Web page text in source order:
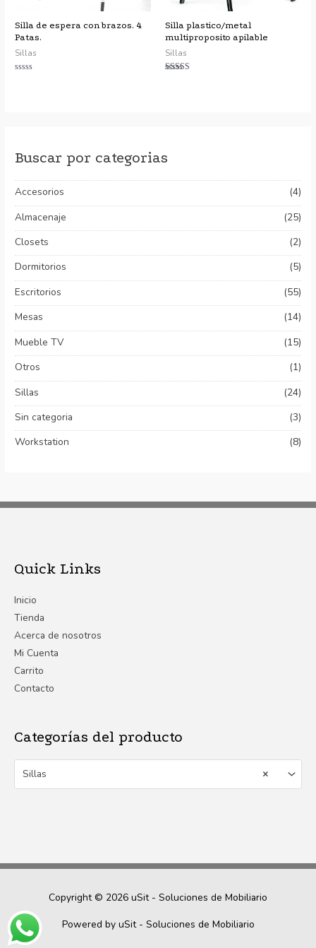
Buscar por categorias
Accesorios
(4)
Almacenaje
(25)
Closets
(2)
Dormitorios
(5)
Escritorios
(55)
Mesas
(14)
Mueble TV
(15)
Otros
(1)
Sillas
(24)
Sin categoria
(3)
Workstation
(8)
Silla de espera con brazos. 4
Patas.
Sillas
Silla plastico/metal
multiproposito apilable
Sillas
Quick Links
Inicio
Tienda
Acerca de nosotros
Mi Cuenta
Carrito
Contacto
Categorías del producto
×
Sillas
Copyright © 2026 uSit - Soluciones de Mobiliario
Powered by uSit - Soluciones de Mobiliario